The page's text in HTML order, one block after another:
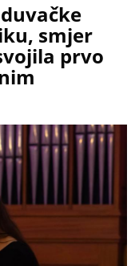
smjer
prvo